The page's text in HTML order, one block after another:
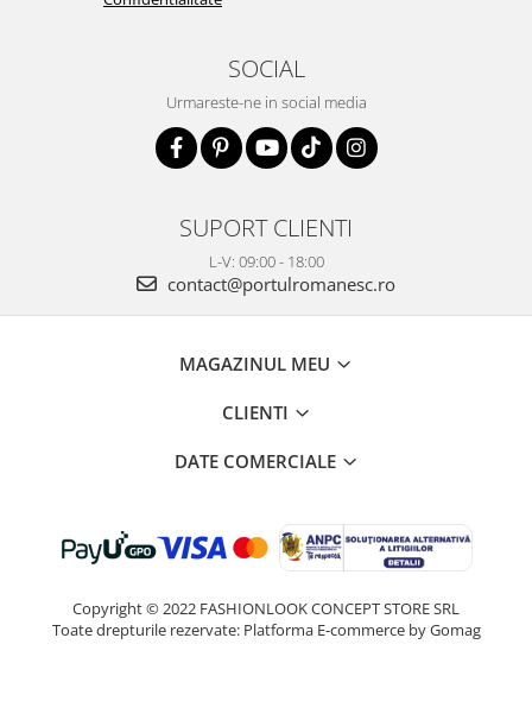
SOCIAL
Urmareste-ne in social media
SUPORT CLIENTI
L-V: 09:00 - 18:00
contact@portulromanesc.ro
MAGAZINUL MEU
CLIENTI
DATE COMERCIALE
Copyright © 2022 FASHIONLOOK CONCEPT STORE SRL
Toate drepturile rezervate: Platforma E-commerce by Gomag